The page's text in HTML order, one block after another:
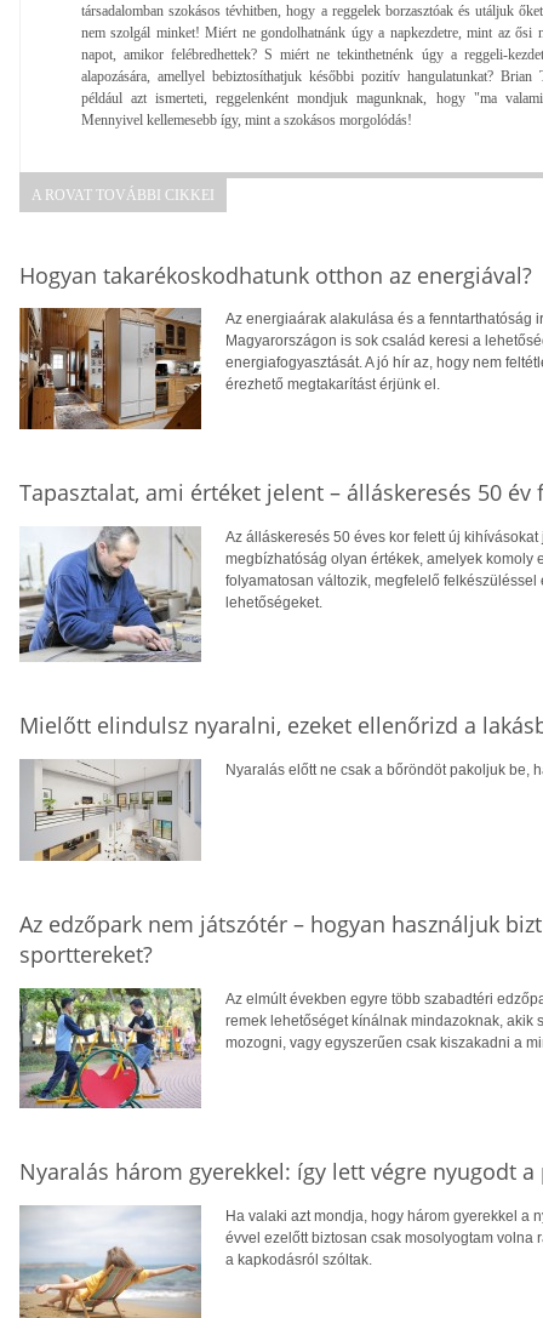
társadalomban szokásos tévhitben, hogy a reggelek borzasztóak és utáljuk
nem szolgál minket! Miért ne gondolhatnánk úgy a napkezdetre, mint az ősi
napot, amikor felébredhettek? S miért ne tekinthetnénk úgy a reggeli-
alapozására, amellyel bebiztosíthatjuk későbbi pozitív hangulatunkat?
például azt ismerteti, reggelenként mondjuk magunknak, hogy "ma
Mennyivel kellemesebb így, mint a szokásos morgolódás!
A ROVAT TOVÁBBI CIKKEI
Hogyan takarékoskodhatunk otthon az energiával?
Az energiaárak alakulása és a fenntarthatóság
Magyarországon is sok család keresi a
energiafogyasztását. A jó hír az, hogy nem
érezhető megtakarítást érjünk el.
Tapasztalat, ami értéket jelent – álláskeresés 50 év
Az álláskeresés 50 éves kor felett új
megbízhatóság olyan értékek, amelyek komoly
folyamatosan változik, megfelelő
lehetőségeket.
Mielőtt elindulsz nyaralni, ezeket ellenőrizd a
Nyaralás előtt ne csak a bőröndöt pakoljuk be,
Az edzőpark nem játszótér – hogyan használjuk
sporttereket?
Az elmúlt években egyre több szabadtéri
remek lehetőséget kínálnak mindazoknak,
mozogni, vagy egyszerűen csak kiszakadni a
Nyaralás három gyerekkel: így lett végre nyugodt a
Ha valaki azt mondja, hogy három gyerekkel a
évvel ezelőtt biztosan csak mosolyogtam
a kapkodásról szóltak.